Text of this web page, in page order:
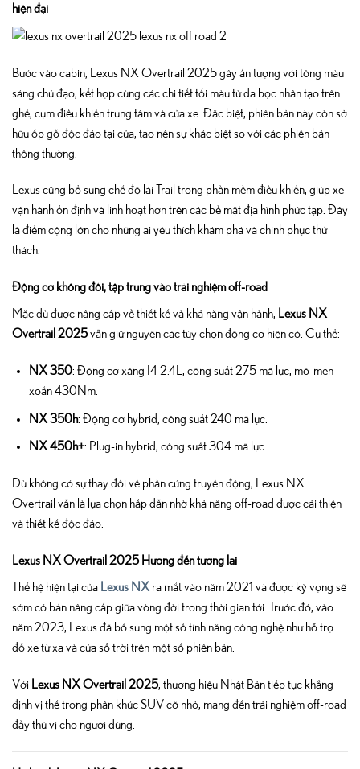
hiện đại
Bước vào cabin, Lexus NX Overtrail 2025 gây ấn tượng với tông màu
sáng chủ đạo, kết hợp cùng các chi tiết tối màu từ da bọc nhân tạo trên
ghế, cụm điều khiển trung tâm và cửa xe. Đặc biệt, phiên bản này còn sở
hữu ốp gỗ độc đáo tại cửa, tạo nên sự khác biệt so với các phiên bản
thông thường.
Lexus cũng bổ sung chế độ lái Trail trong phần mềm điều khiển, giúp xe
vận hành ổn định và linh hoạt hơn trên các bề mặt địa hình phức tạp. Đây
là điểm cộng lớn cho những ai yêu thích khám phá và chinh phục thử
thách.
Động cơ không đổi, tập trung vào trải nghiệm off-road
Mặc dù được nâng cấp về thiết kế và khả năng vận hành, Lexus NX
Overtrail 2025vẫn giữ nguyên các tùy chọn động cơ hiện có. Cụ thể:
NX 350: Động cơ xăng I4 2.4L, công suất 275 mã lực, mô-men
xoắn 430Nm.
NX 350h: Động cơ hybrid, công suất 240 mã lực.
NX 450h+: Plug-in hybrid, công suất 304 mã lực.
Dù không có sự thay đổi về phần cứng truyền động, Lexus NX
Overtrail vẫn là lựa chọn hấp dẫn nhờ khả năng off-road được cải thiện
và thiết kế độc đáo.
Lexus NX Overtrail 2025 Hướng đến tương lai
Thế hệ hiện tại của Lexus NX ra mắt vào năm 2021 và được kỳ vọng sẽ
sớm có bản nâng cấp giữa vòng đời trong thời gian tới. Trước đó, vào
năm 2023, Lexus đã bổ sung một số tính năng công nghệ như hỗ trợ
đỗ xe từ xa và cửa sổ trời trên một số phiên bản.
Với Lexus NX Overtrail 2025, thương hiệu Nhật Bản tiếp tục khẳng
định vị thế trong phân khúc SUV cỡ nhỏ, mang đến trải nghiệm off-road
đầy thú vị cho người dùng.